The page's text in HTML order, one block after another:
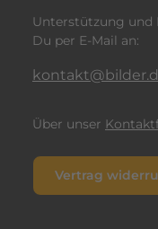
Unterstützung und
Du per E-Mail an:
Über unser
Vertrag